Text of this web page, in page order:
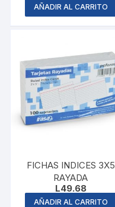
AÑADIR AL CARRITO
FICHAS INDICES 3X5
RAYADA
L49.68
AÑADIR AL CARRITO